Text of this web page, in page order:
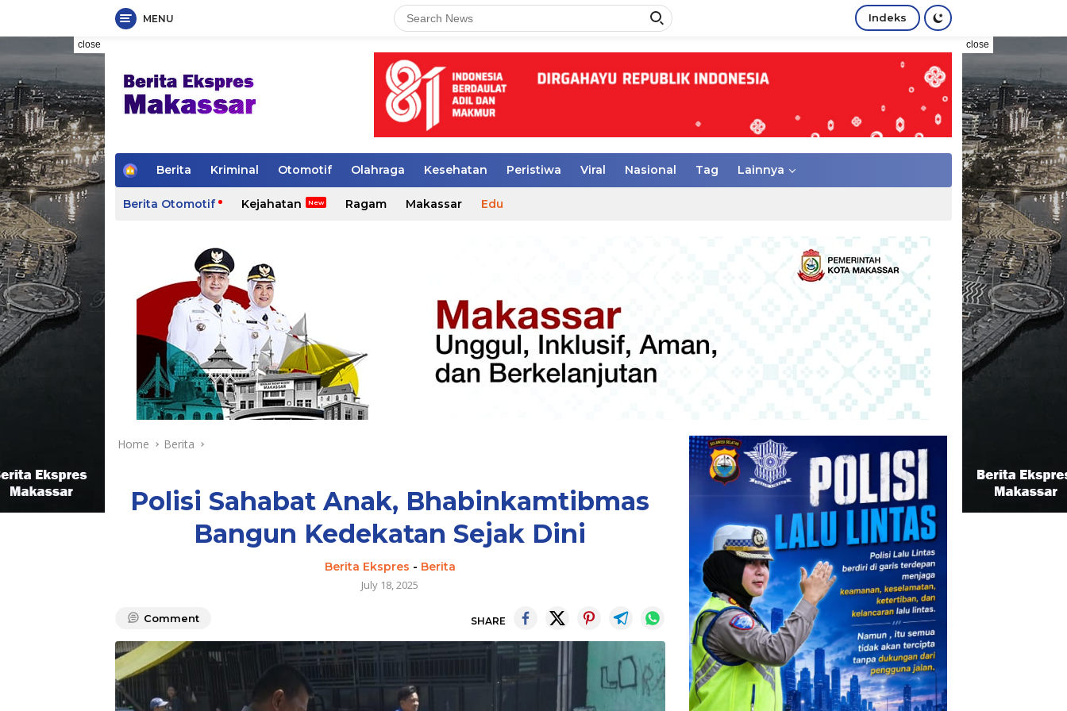
content
MENU Indeks
close close
H
m
e
Berita Kriminal Otomotif Olahraga Kesehatan Peristiwa Viral Nasional Tag Lainnya
Berita Otomotif Kejahatan Ragam Makassar Edu
Home Berita
Polisi Sahabat Anak, Bhabinkamtibmas
Bangun Kedekatan Sejak Dini
Berita Ekspres - Berita
July 18, 2025
Comment SHARE